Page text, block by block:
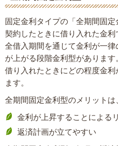
固定金利タイプの「全期間固
契約したときに借り入れた金利
全借入期間を通じて金利が一律
が上がる段階金利型があります
借り入れたときにどの程度金
ます。
全期間固定金利型のメリットは
金利が上昇することによる
返済計画が立てやすい